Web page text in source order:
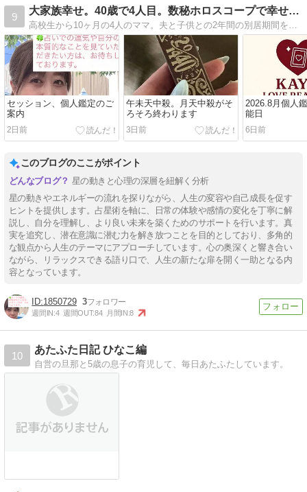
9
大家族幸せ。40歳で4人目。数秘ホロスコープで幸せ紐解きます
セッション、個人鑑定のご
案内
2日前
午未天中殺。月天中殺がそ
ろそろ終わります
3日前
2026.8月個人
能日
6日前
このブログのここがポイント
星の動きと心理の深層を紐解く分析
星の動きやエネルギーの流れを探りながら、人生の変容や自己成長を促す
ヒントを提供します。占星術を軸に、日常の体験や感情の変化を丁寧に解
説し、自分を理解し、より良い未来を築くためのサポートを行います。真
実を追究し、潜在意識に潜む力を解き放つことを目的としており、多角的
な観点から人生のテーマにアプローチしています。心の奥深くと響き合い
ながら、リラックスできる語り口で、人生の新たな扉を開く一助となる内
容となっています。
1850729 3
週間IN:4 週間OUT:84 月間IN:8
10
あたふた日記 ひなこ編
自営の旦那と5歳の息子の育児して、毎日あたふたしています。